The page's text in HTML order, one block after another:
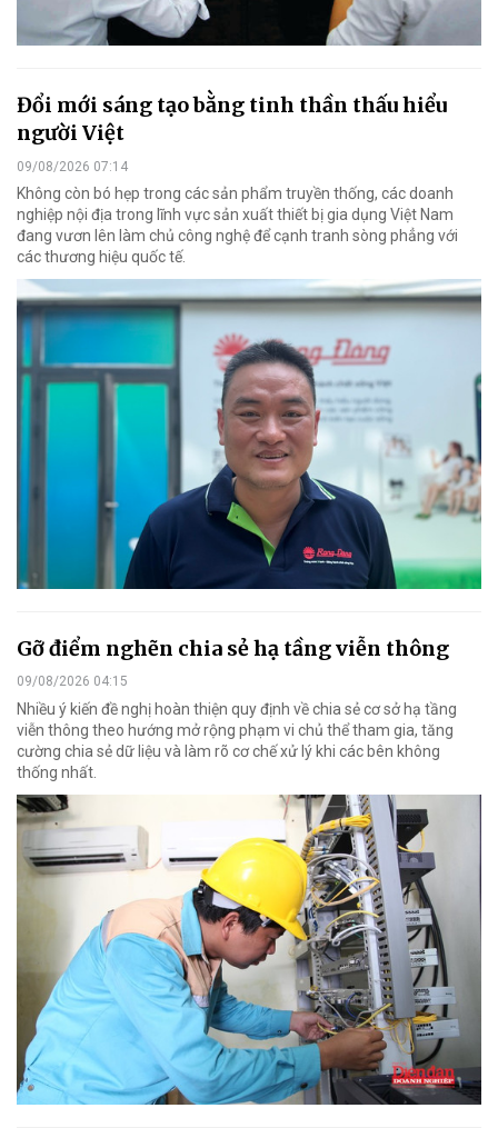
Đổi mới sáng tạo bằng tinh thần thấu hiểu
người Việt
09/08/2026 07:14
Không còn bó hẹp trong các sản phẩm truyền thống, các doanh
nghiệp nội địa trong lĩnh vực sản xuất thiết bị gia dụng Việt Nam
đang vươn lên làm chủ công nghệ để cạnh tranh sòng phẳng với
các thương hiệu quốc tế.
Gỡ điểm nghẽn chia sẻ hạ tầng viễn thông
09/08/2026 04:15
Nhiều ý kiến đề nghị hoàn thiện quy định về chia sẻ cơ sở hạ tầng
viễn thông theo hướng mở rộng phạm vi chủ thể tham gia, tăng
cường chia sẻ dữ liệu và làm rõ cơ chế xử lý khi các bên không
thống nhất.